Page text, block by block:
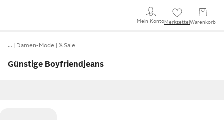
Mein KontoMerkzettel Warenkorb
… Damen-Mode % Sale
Günstige Boyfriendjeans